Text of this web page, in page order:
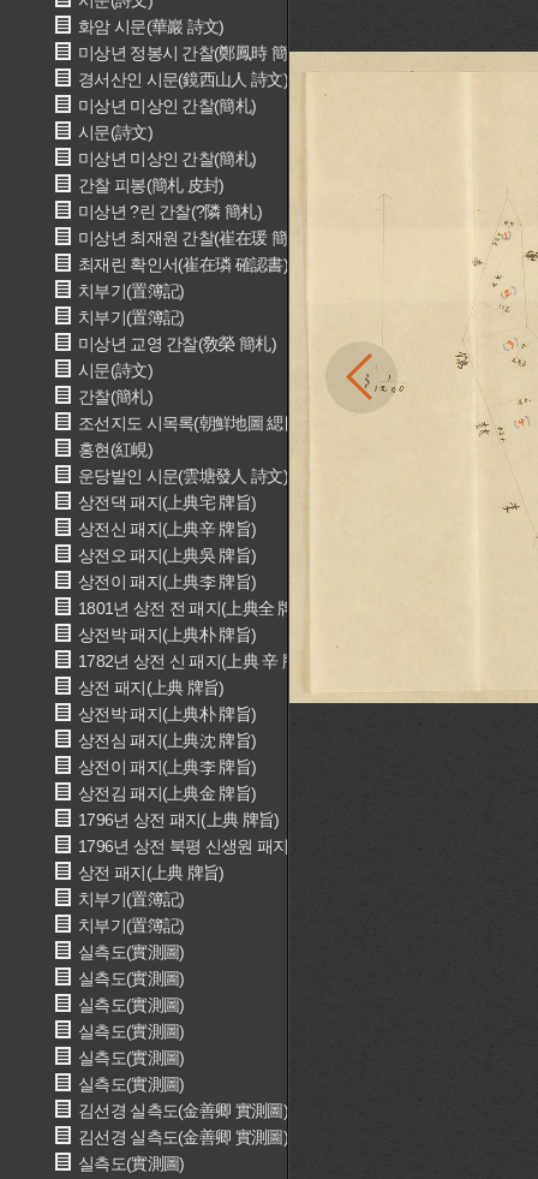
화암 시문(華巖 詩文)
미상년 정봉시 간찰(鄭鳳時 簡札)
경서산인 시문(鏡西山人 詩文)
미상년 미상인 간찰(簡札)
시문(詩文)
미상년 미상인 간찰(簡札)
간찰 피봉(簡札 皮封)
미상년 ?린 간찰(?隣 簡札)
미상년 최재원 간찰(崔在瑗 簡札)
최재린 확인서(崔在璘 確認書)
치부기(置簿記)
치부기(置簿記)
미상년 교영 간찰(敎榮 簡札)
시문(詩文)
간찰(簡札)
조선지도 시목록(朝鮮地圖 緦目錄)
홍현(紅峴)
운당발인 시문(雲塘發人 詩文)
상전댁 패지(上典宅 牌旨)
상전신 패지(上典辛 牌旨)
상전오 패지(上典吳 牌旨)
상전이 패지(上典李 牌旨)
1801년 상전 전 패지(上典全 牌旨)
상전박 패지(上典朴 牌旨)
1782년 상전 신 패지(上典 辛 牌旨)
상전 패지(上典 牌旨)
상전박 패지(上典朴 牌旨)
상전심 패지(上典沈 牌旨)
상전이 패지(上典李 牌旨)
상전김 패지(上典金 牌旨)
1796년 상전 패지(上典 牌旨)
1796년 상전 북평 신생원 패지(上典 北坪 辛生員 牌旨)
상전 패지(上典 牌旨)
치부기(置簿記)
치부기(置簿記)
실측도(實測圖)
실측도(實測圖)
실측도(實測圖)
실측도(實測圖)
실측도(實測圖)
실측도(實測圖)
김선경 실측도(金善卿 實測圖)
김선경 실측도(金善卿 實測圖)
실측도(實測圖)